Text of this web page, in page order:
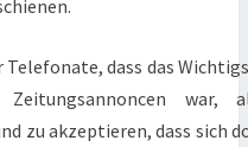
dass das
war,
zu akzeptieren, dass sich